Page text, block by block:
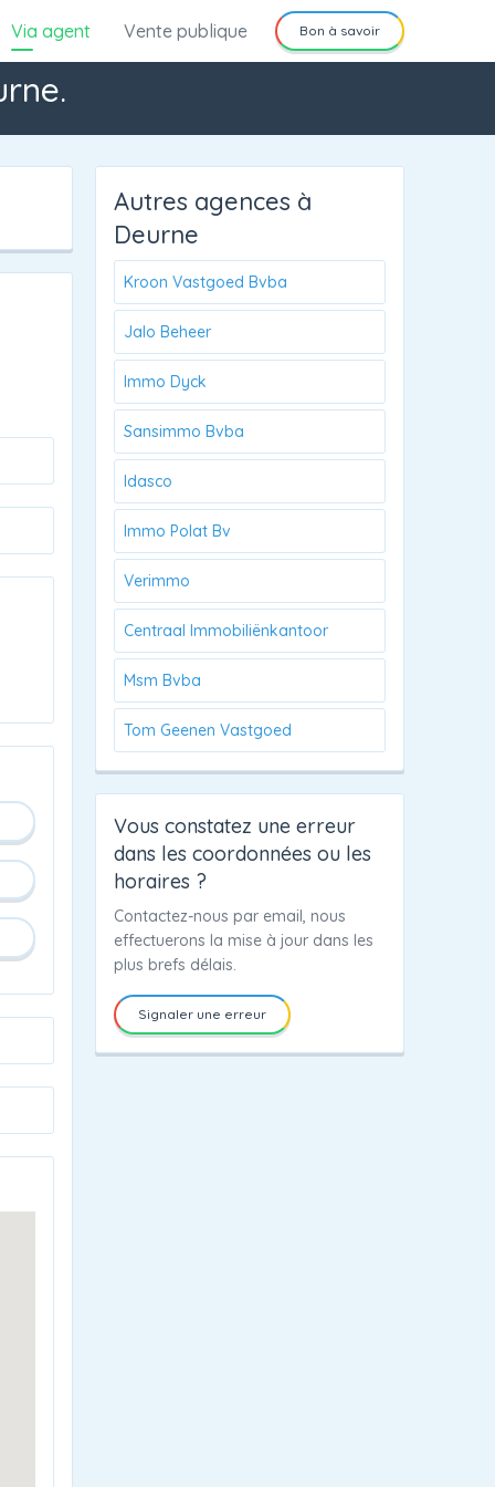
Via agent Vente publique Bon à savoir
Autres agences à
Deurne
Kroon Vastgoed Bvba
Jalo Beheer
Immo Dyck
Sansimmo Bvba
Idasco
Immo Polat Bv
Verimmo
Centraal Immobiliënkantoor
Msm Bvba
Tom Geenen Vastgoed
Vous constatez une erreur
dans les coordonnées ou les
horaires ?
Contactez-nous par email, nous
effectuerons la mise à jour dans les
plus brefs délais.
Signaler une erreur